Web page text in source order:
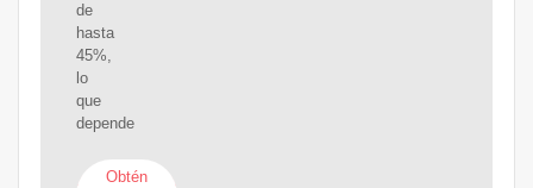
de
hasta
45%,
lo
que
depende
Obtén